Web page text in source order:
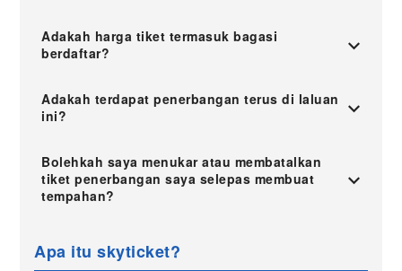
Adakah harga tiket termasuk bagasi
berdaftar?
Adakah terdapat penerbangan terus di laluan
ini?
Bolehkah saya menukar atau membatalkan
tiket penerbangan saya selepas membuat
tempahan?
Apa itu skyticket?